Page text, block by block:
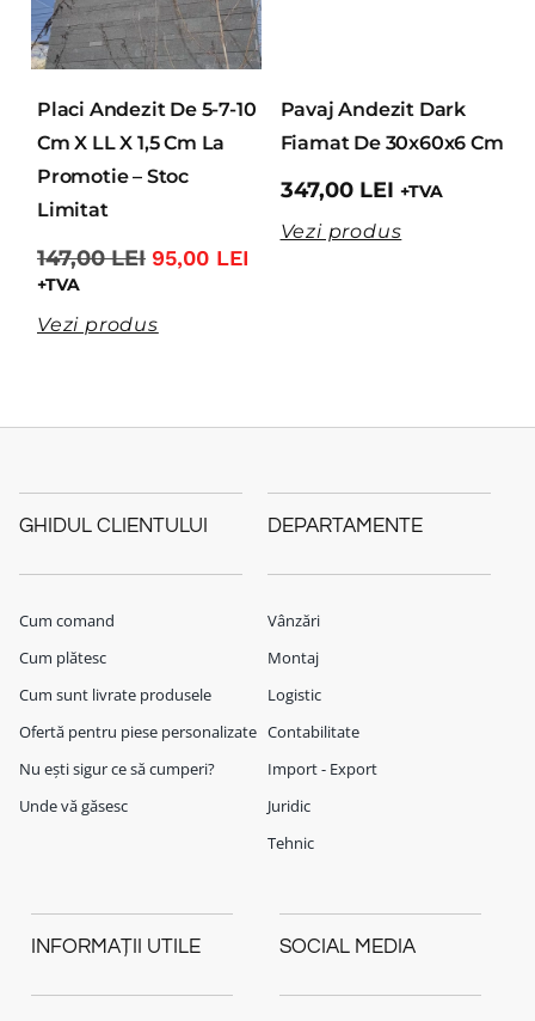
Placi Andezit De 5-7-10
Cm X LL X 1,5 Cm La
Promotie – Stoc
Limitat
147,00LEI 95,00 LEI
+TVA
Vezi produs
Pavaj Andezit Dark
Fiamat De 30x60x6 Cm
347,00 LEI +TVA
Vezi produs
GHIDUL CLIENTULUI
Cum comand
Cum plătesc
Cum sunt livrate produsele
Ofertă pentru piese personalizate
Nu ești sigur ce să cumperi?
Unde vă găsesc
DEPARTAMENTE
Vânzări
Montaj
Logistic
Contabilitate
Import - Export
Juridic
Tehnic
INFORMAȚII UTILE SOCIAL MEDIA